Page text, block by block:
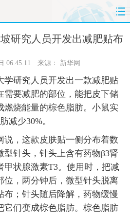
国际 财经
人事
地方 法治
华人 汽车
房产 公司
彩票 食品
信息化 数据
军事 无人机
研究人员开发出减肥贴布
06:45:11 来源： 新华网
研究人员开发出一款减肥贴
需要减肥的部位，能把皮下储
燃烧能量的棕色脂肪。小鼠实
减少30%。
，这款皮肤贴一侧分布着数
型针头，针头上含有药物β3肾
甲状腺激素T3。使用时，把减
位，两分钟后，微型针头脱离
布；针头随后降解，药物缓慢
它们变成棕色脂肪。棕色脂肪